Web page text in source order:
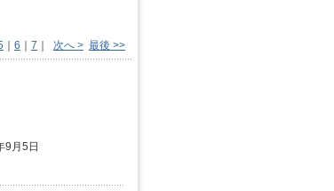
6 7 次へ > 最後 >>
月5日